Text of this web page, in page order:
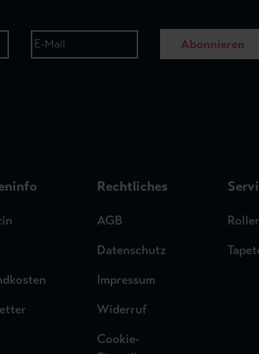
Abonnieren
Rechtliches
AGB
Datenschutz
Impressum
Widerruf
Cookie-